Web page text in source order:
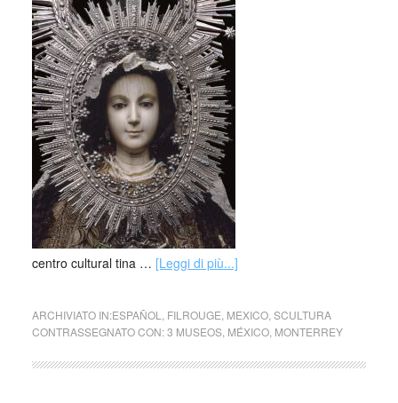
centro cultural tina … [Leggi di più...]
ARCHIVIATO IN:ESPAÑOL FILROUGE MEXICO, SCULTURA
CONTRASSEGNATO CON:3 MUSEOS, MÉXICO, MONTERREY